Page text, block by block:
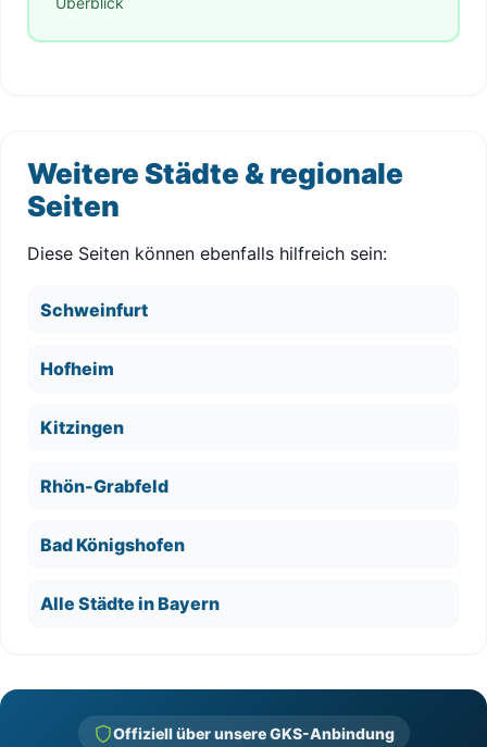
Weitere Städte & regionale
Seiten
Diese Seiten können ebenfalls hilfreich sein:
Schweinfurt
Hofheim
Kitzingen
Rhön-Grabfeld
Bad Königshofen
Alle Städte in Bayern
Offiziell über unsere GKS-Anbindung